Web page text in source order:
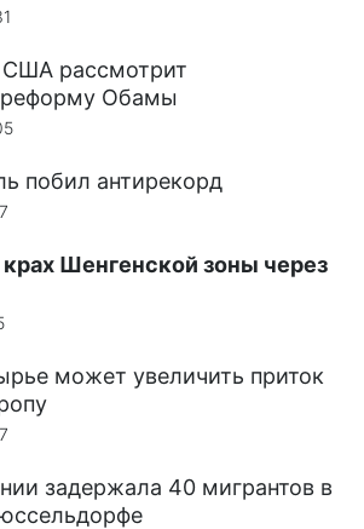
рассмотрит
Обамы
побил антирекорд
Шенгенской зоны через
может увеличить приток
задержала 40 мигрантов в